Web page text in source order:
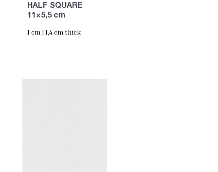
HALF SQUARE
11×5,5 cm
1 cm | 1,4 cm thick